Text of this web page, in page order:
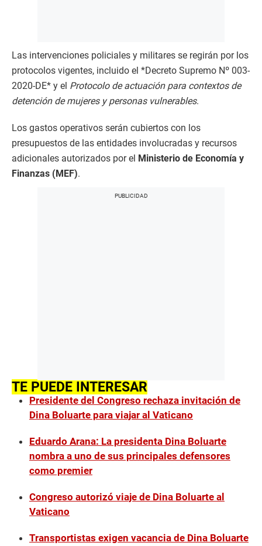
Las intervenciones policiales y militares se regirán por los
protocolos vigentes, incluido el *Decreto Supremo Nº 003-
2020-DE* y el Protocolo de actuación para contextos de
detención de mujeres y personas vulnerables.
Los gastos operativos serán cubiertos con los
presupuestos de las entidades involucradas y recursos
adicionales autorizados por el Ministerio de Economía y
Finanzas (MEF).
TE PUEDE INTERESAR
Presidente del Congreso rechaza invitación de
Dina Boluarte para viajar al Vaticano
Eduardo Arana: La presidenta Dina Boluarte
nombra a uno de sus principales defensores
como premier
Congreso autorizó viaje de Dina Boluarte al
Vaticano
Transportistas exigen vacancia de Dina Boluarte